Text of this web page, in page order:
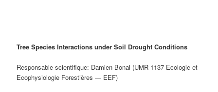
Tree Species Interactions under Soil Drought Conditions
Responsable scientifique: Damien Bonal (UMR 1137 Ecologie et
Ecophysiologie Forestières — EEF)